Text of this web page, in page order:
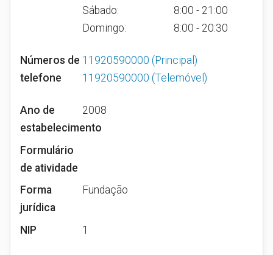
Sábado:
8:00 - 21:00
Domingo:
8:00 - 20:30
Números de
telefone
11920590000 (Principal)
11920590000 (Telemóvel)
Ano de
estabelecimento
2008
Formulário
de atividade
Forma
jurídica
Fundação
NIP 1